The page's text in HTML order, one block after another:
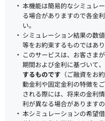
本機能は簡易的なシミュレ
る場合がありますので各金
い。
シミュレーション結果の数
等をお約束するものではあり
このサービスは、お客さま
期間および金利に基づいて、
するものです （ご融資をお
動金利や固定金利の特徴を
される際には、将来の金利
利が異なる場合があります
本シミュレーションの希望